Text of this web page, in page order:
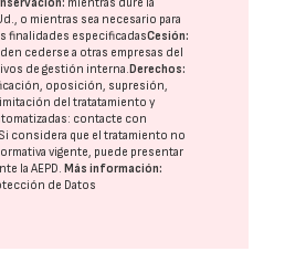
o mientras sea necesario para
finalidades especificadasCesión:
cederse a otras empresas del
de gestión interna.Derechos:
oposición, supresión,
del tratatamiento y
contacte con
considera que el tratamiento no
vigente, puede presentar
laAEPD.Más información:
de Datos